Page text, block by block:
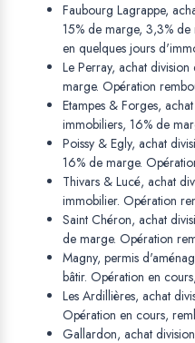
Faubourg Lagrappe,
15% de marge, 3,3% de
en quelques jours
Le Perray, achat
marge. Opération
Etampes & Forges,
immobiliers, 16% de
Poissy & Egly, achat
16% de marge.
Thivars & Lucé, achat
immobilier. Opération
Saint Chéron, achat
de marge. Opération
Magny, permis
bâtir. Opération en
Les Ardillières, achat
Opération en cours,
Gallardon, achat